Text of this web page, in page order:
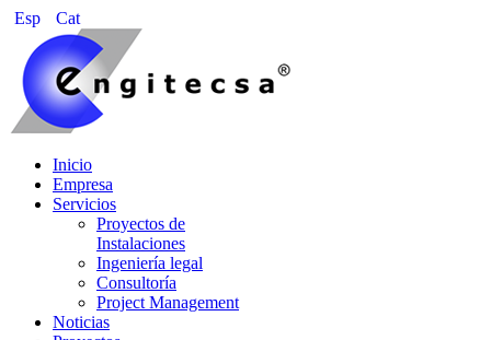
Esp Cat
Inicio
Empresa
Servicios
Proyectos de
Instalaciones
Ingeniería legal
Consultoría
Project Management
Noticias